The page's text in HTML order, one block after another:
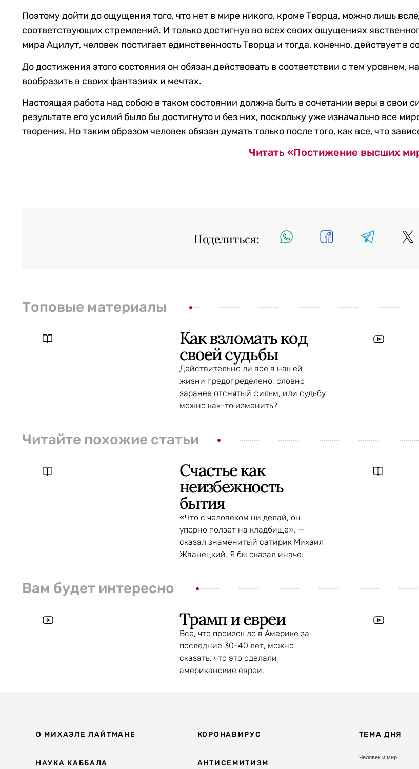
Поэтому дойти до ощущения того, что нет в мире никого, кроме Творца, можно лишь
соответствующих стремлений. И только достигнув во всех своих ощущениях
мира Ацилут, человек постигает единственность Творца и тогда, конечно, действует в
До достижения этого состояния он обязан действовать в соответствии с тем уровнем,
вообразить в своих фантазиях и мечтах.
Настоящая работа над собою в таком состоянии должна быть в сочетании веры в свои
результате его усилий было бы достигнуто и без них, поскольку уже изначально все
творения. Но таким образом человек обязан думать только после того, как все, что
Читать «Постижение высших
Поделиться:
Топовые материалы
Как взломать код
своей судьбы
Действительно ли все в нашей
жизни предопределено, словно
заранее отснятый фильм, или судьбу
можно как-то изменить?
Читайте похожие статьи
Счастье как
неизбежность
бытия
«Что с человеком ни делай, он
упорно ползет на кладбище», —
сказал знаменитый сатирик Михаил
Жванецкий. Я бы сказал иначе:
Вам будет интересно
Трамп и евреи
Все, что произошло в Америке за
последние 30-40 лет, можно
сказать, что это сделали
американские евреи.
О МИХАЭЛЕ ЛАЙТМАНЕ
НАУКА КАББАЛА
КОРОНАВИРУС
АНТИСЕМИТИЗМ
ТЕМА ДНЯ
Человек и мир